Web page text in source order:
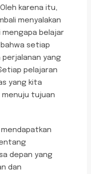
karena itu,
menyalakan
mengapa belajar
setiap
yang
pelajaran
yang kita
menuju tujuan
depan yang
dan